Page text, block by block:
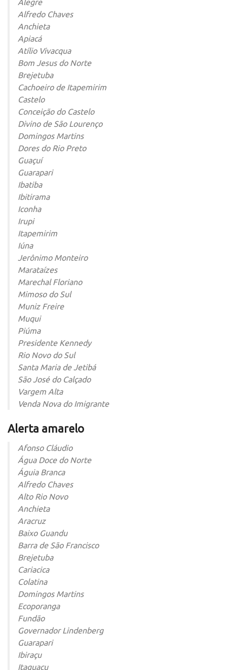
Alegre
Alfredo Chaves
Anchieta
Apiacá
Atílio Vivacqua
Bom Jesus do Norte
Brejetuba
Cachoeiro de Itapemirim
Castelo
Conceição do Castelo
Divino de São Lourenço
Domingos Martins
Dores do Rio Preto
Guaçuí
Guarapari
Ibatiba
Ibitirama
Iconha
Irupi
Itapemirim
Iúna
Jerônimo Monteiro
Marataízes
Marechal Floriano
Mimoso do Sul
Muniz Freire
Muqui
Piúma
Presidente Kennedy
Rio Novo do Sul
Santa Maria de Jetibá
São José do Calçado
Vargem Alta
Venda Nova do Imigrante
Alerta amarelo
Afonso Cláudio
Água Doce do Norte
Águia Branca
Alfredo Chaves
Alto Rio Novo
Anchieta
Aracruz
Baixo Guandu
Barra de São Francisco
Brejetuba
Cariacica
Colatina
Domingos Martins
Ecoporanga
Fundão
Governador Lindenberg
Guarapari
Ibiraçu
Itaguaçu